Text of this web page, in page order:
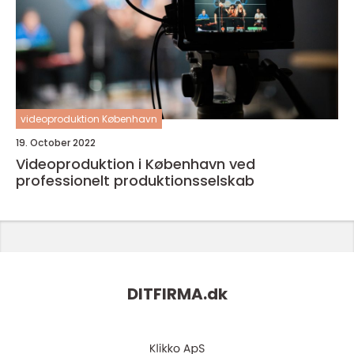
videoproduktion København
19. October 2022
Videoproduktion i København ved
professionelt produktionsselskab
DITFIRMA.dk